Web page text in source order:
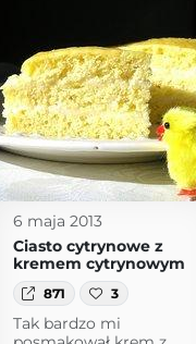
6 maja 2013
Ciasto cytrynowe z
kremem cytrynowym
871 3
Tak bardzo mi